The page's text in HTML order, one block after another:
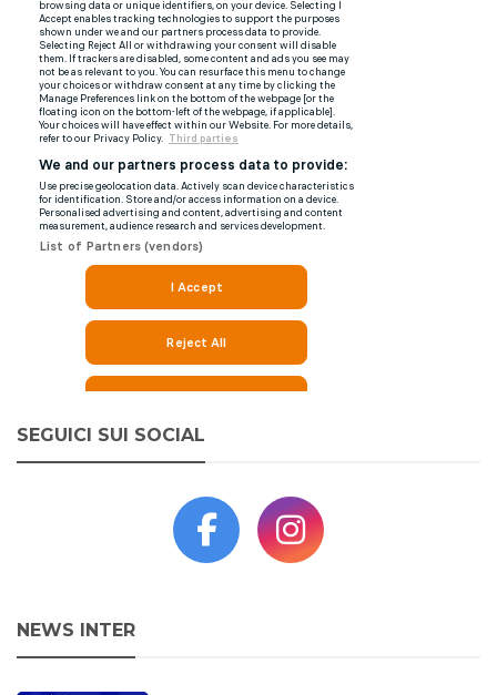
SEGUICI SUI SOCIAL
NEWS INTER